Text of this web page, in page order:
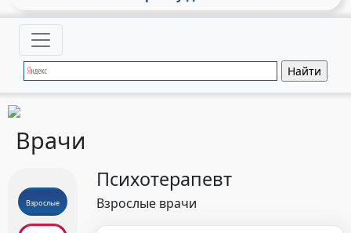
Врачи
Взрослые
Психотерапевт
Взрослые врачи